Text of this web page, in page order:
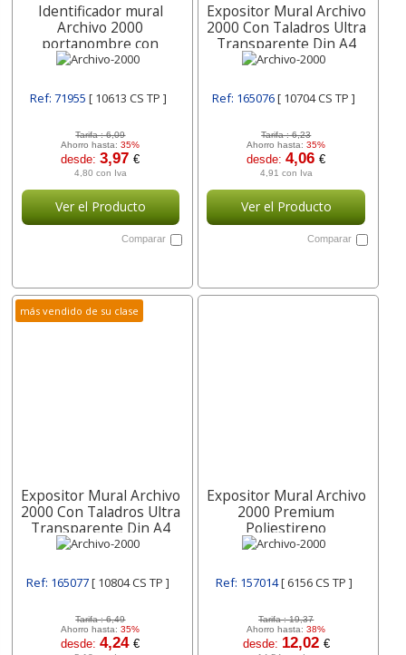
Identificador mural
Archivo 2000
portanombre con
adhesivo trasero en
transparente 210x60
10613 CS Archivo-2000
Ref: 71955 [ 10613 CS TP ]
Tarifa :6,09
Ahorro hasta:35%
desde:3,97€
4,80 con Iva
Ver el Producto
Comparar
Expositor Mural Archivo
2000 Con Taladros Ultra
Transparente Din A4
Vertical 210x320 10704
Ref: 165076[ 10704 CS TP ]
Tarifa :6,23
Ahorro hasta:35%
desde:4,06€
4,91 con Iva
Ver el Producto
Comparar
más vendido de su clase
Expositor Mural Archivo
2000 Con Taladros Ultra
Transparente Din A4
Horizontal 300x235
Ref: 165077[ 10804 CS TP ]
Tarifa :6,49
Ahorro hasta:35%
desde:4,24€
Expositor Mural Archivo
2000 Premium
Poliestireno
Transparente Con
6156 Cs Archivo-2000
Ref: 157014[ 6156 CS TP ]
Tarifa :19,37
Ahorro hasta:38%
desde: 12,02 €